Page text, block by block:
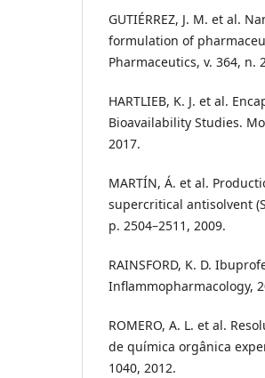
GUTIÉRREZ, J. M. et al.
formulation of
Pharmaceutics, v. 364, n.
HARTLIEB, K. J. et al.
Bioavailability Studies.
2017.
MARTÍN, Á. et al.
supercritical antisolvent
p. 2504–2511, 2009.
RAINSFORD, K. D.
Inflammopharmacology,
ROMERO, A. L. et al.
de química orgânica
1040, 2012.